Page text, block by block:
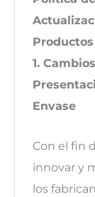
Productos
1.
Envase
Con el fin
innovar y
los